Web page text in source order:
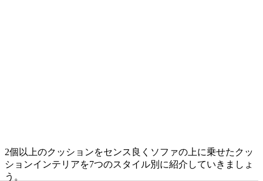
2個以上のクッションをセンス良くソファの上に乗せたクッ
ションインテリアを7つのスタイル別に紹介していきましょ
う。